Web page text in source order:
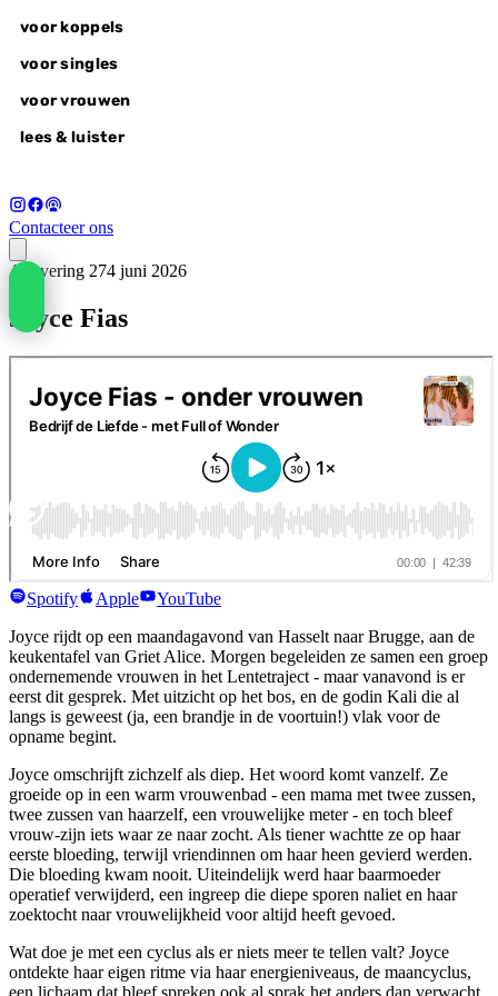
voor koppels
voor singles
voor vrouwen
lees & luister
Contacteer ons
liefdesvragen
wonderlovers experience
wake-up call
voor singles
alle retreats
autumn of awakening, 18-20 sep
herfsttraject
lees & luister
full of wonder agenda
podcast
ons verhaal
contact
Contacteer ons
Aflevering 274 juni 2026
Joyce Fias
Spotify Apple
YouTube
Joyce rijdt op een maandagavond van Hasselt naar Brugge, aan de
keukentafel van Griet Alice. Morgen begeleiden ze samen een groep
ondernemende vrouwen in het Lentetraject - maar vanavond is er
eerst dit gesprek. Met uitzicht op het bos, en de godin Kali die al
langs is geweest (ja, een brandje in de voortuin!) vlak voor de
opname begint.
Joyce omschrijft zichzelf als diep. Het woord komt vanzelf. Ze
groeide op in een warm vrouwenbad - een mama met twee zussen,
twee zussen van haarzelf, een vrouwelijke meter - en toch bleef
vrouw-zijn iets waar ze naar zocht. Als tiener wachtte ze op haar
eerste bloeding, terwijl vriendinnen om haar heen gevierd werden.
Die bloeding kwam nooit. Uiteindelijk werd haar baarmoeder
operatief verwijderd, een ingreep die diepe sporen naliet en haar
zoektocht naar vrouwelijkheid voor altijd heeft gevoed.
Wat doe je met een cyclus als er niets meer te tellen valt? Joyce
ontdekte haar eigen ritme via haar energieniveaus, de maancyclus,
een lichaam dat bleef spreken ook al sprak het anders dan verwacht.